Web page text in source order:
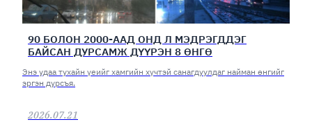
90 БОЛОН 2000-ААД ОНД Л МЭДРЭГДДЭГ
БАЙСАН ДУРСАМЖ ДҮҮРЭН 8 ӨНГӨ
Энэ удаа тухайн үеийг хамгийн хүчтэй санагдуулдаг найман өнгийг
эргэн дурсъя.
2026.07.21